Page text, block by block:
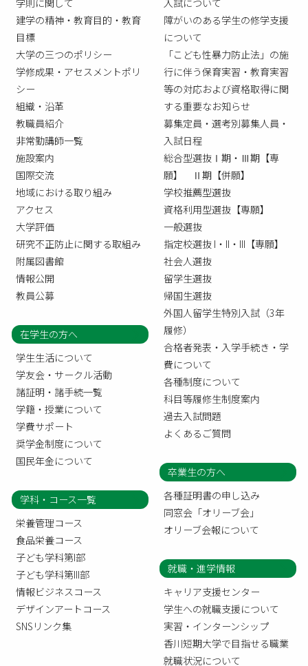
建学の精神・教育目的・教育
目標
大学の三つのポリシー
学修成果・アセスメントポリ
シー
組織・沿革
教職員紹介
非常勤講師一覧
施設案内
国際交流
地域における取り組み
アクセス
大学評価
研究不正防止に関する取組み
附属図書館
情報公開
教員公募
障がいのある学生の修学支援
について
「こども性暴力防止法」の施
行に伴う保育実習・教育実習
等の対応および資格取得に関
する重要なお知らせ
募集定員・選考別募集人員・
入試日程
総合型選抜Ⅰ期・Ⅲ期【専
願】 Ⅱ期【併願】
学校推薦型選抜
資格利用型選抜【専願】
一般選抜
指定校選抜 I・II・III【専願】
社会人選抜
留学生選抜
帰国生選抜
外国人留学生特別入試（3年
履修）
合格者発表・入学手続き・学
費について
各種制度について
科目等履修生制度案内
過去入試問題
よくあるご質問
在学生の方へ
学生生活について
学友会・サークル活動
諸証明・諸手続一覧
学籍・授業について
学費サポート
奨学金制度について
国民年金について
卒業生の方へ
各種証明書の申し込み
同窓会「オリーブ会」
オリーブ会報について
学科・コース一覧
栄養管理コース
食品栄養コース
子ども学科第I部
子ども学科第III部
情報ビジネスコース
デザインアートコース
SNSリンク集
就職・進学情報
キャリア支援センター
学生への就職支援について
実習・インターンシップ
香川短期大学で目指せる職業
就職状況について